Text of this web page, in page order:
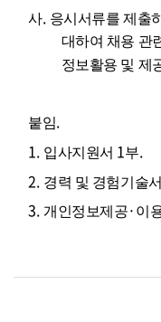
사. 응시서류를 제출
대하여 채용 관
정보활용 및 제
붙임.
1. 입사지원서 1부.
2. 경력 및 경험기술서
3. 개인정보제공· 이